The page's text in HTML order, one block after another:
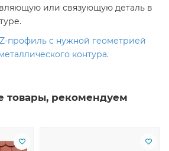
или связующую деталь в
профиль с нужной геометрией
контура.
товары, рекомендуем